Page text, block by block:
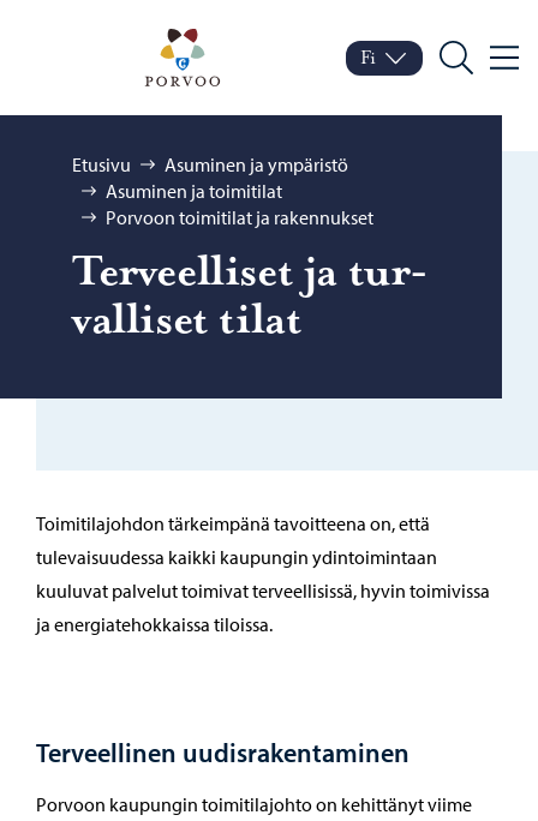
Porvoo – Siirry
Vaihda kieltä
Nykyinen kieli: Suomi
Fi
Hae
Selaa:
Etusivu
Asuminen ja ympäristö
Asuminen ja toimitilat
Porvoon toimitilat ja rakennukset
Ter­veel­li­set ja tur­
val­li­set tilat
Toimitilajohdon tärkeimpänä tavoitteena on, että
tulevaisuudessa kaikki kaupungin ydintoimintaan
kuuluvat palvelut toimivat terveellisissä, hyvin toimivissa
ja energiatehokkaissa tiloissa.
Terveellinen uudisrakentaminen
Porvoon kaupungin toimitilajohto on kehittänyt viime